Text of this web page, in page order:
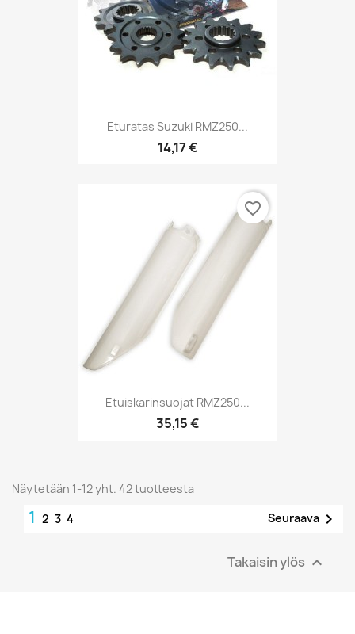
Eturatas Suzuki RMZ250...
14,17 €
Etuiskarinsuojat RMZ250...
35,15 €
favorite_border
Näytetään 1-12 yht. 42 tuotteesta
1 2 3 4 Seuraava 
Takaisin ylös 